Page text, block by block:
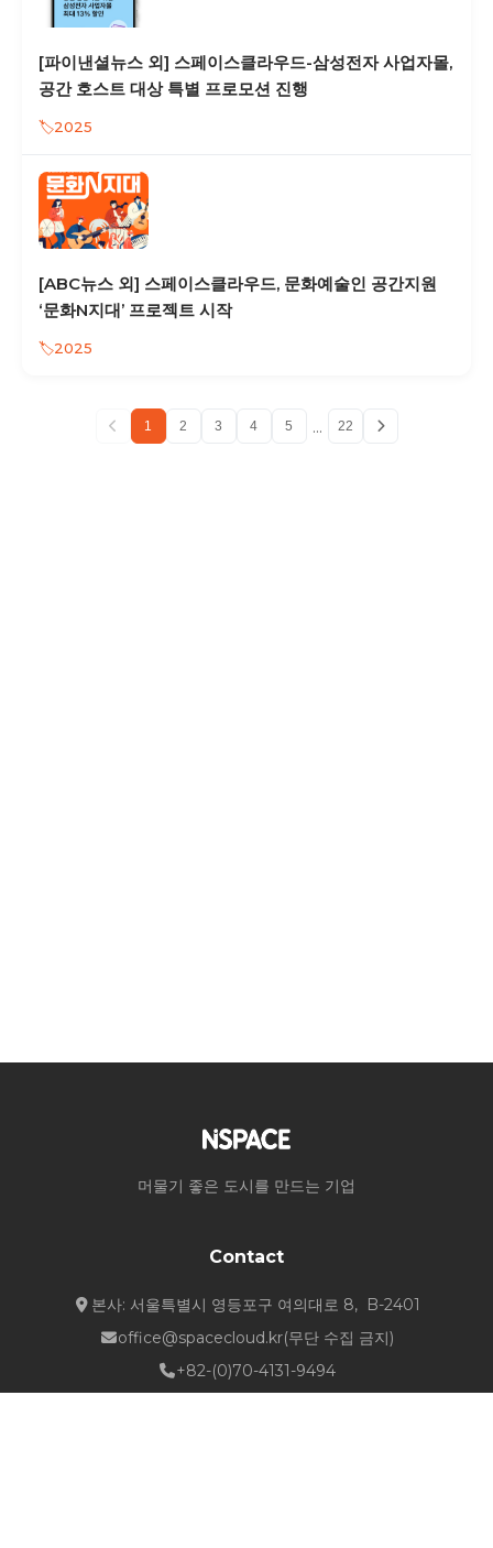
[파이낸셜뉴스 외] 스페이스클라우드-삼성전자 사업자몰,
공간 호스트 대상 특별 프로모션 진행
2025
[ABC뉴스 외] 스페이스클라우드, 문화예술인 공간지원
‘문화N지대’ 프로젝트 시작
2025
1 2 3 4 5 ... 22
머물기 좋은 도시를 만드는 기업
Contact
본사: 서울특별시 영등포구 여의대로 8, B-2401
office@spacecloud.kr(무단 수집 금지)
+82-(0)70-4131-9494